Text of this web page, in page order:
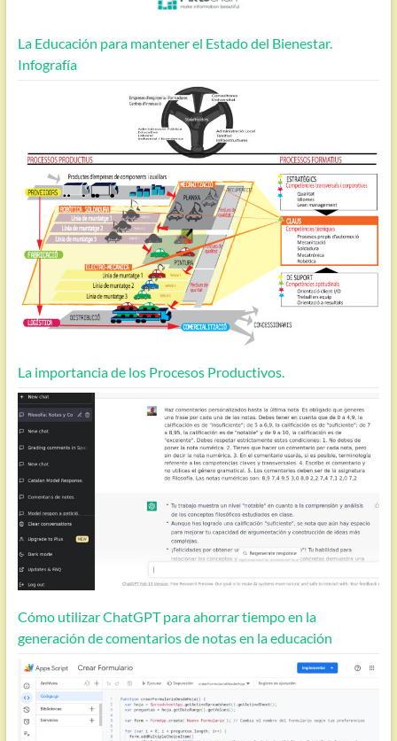
La Educación para mantener el Estado del Bienestar.
Infografía
La importancia de los Procesos Productivos.
Cómo utilizar ChatGPT para ahorrar tiempo en la
generación de comentarios de notas en la educación